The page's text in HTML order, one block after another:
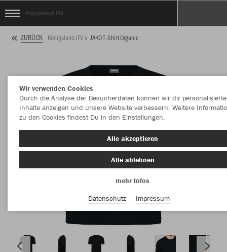
Königsland JFV
ZURÜCK Königsland JFV JAKO T-Shirt Organic
Wir verwenden Cookies
Durch die Analyse der Besucherdaten können wir dir personalisierte
Inhalte anzeigen und unsere Website verbessern. Weitere
zu den Cookies findest Du in den Einstellungen.
Alle akzeptieren
Alle ablehnen
mehr Infos
Datenschutz
Impressum